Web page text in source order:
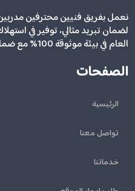
نعمل بفريق فنيين محترفين
لضمان تبريد مثالي، توفير في
العام في بيئة موثوقة 100% مع ضمان على الخدمات.
الصفحات
الرئيسية
تواصل معنا
خدماتنا